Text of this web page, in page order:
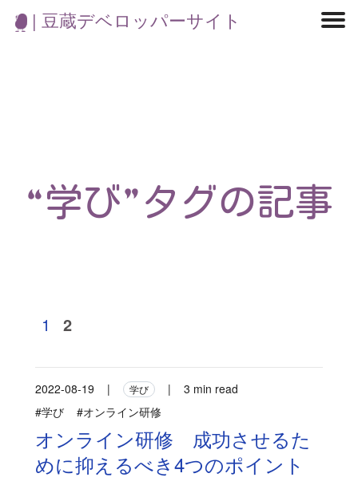
| 豆蔵デベロッパーサイト
“学び”タグの記事
1 2
2022-08-19 | 学び |
3 min read
#学び
#オンライン研修
オンライン研修 成功させるた
めに抑えるべき4つのポイント